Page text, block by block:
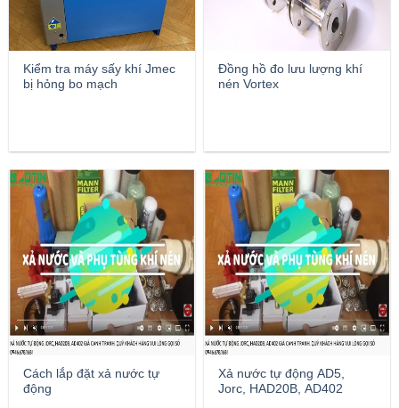
Kiểm tra máy sấy khí Jmec
bị hỏng bo mạch
Đồng hồ đo lưu lượng khí
nén Vortex
Cách lắp đặt xả nước tự
động
Xả nước tự động AD5,
Jorc, HAD20B, AD402